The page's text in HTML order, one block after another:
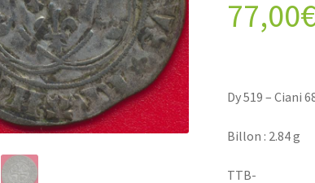
77,00
Dy 519 – Ciani
Billon : 2.84 g
TTB-